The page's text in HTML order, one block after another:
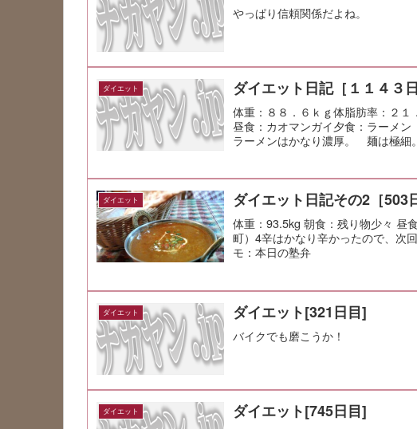
やっぱり信頼関係だよね。
ダイエット ダイエット日記［１１４３日
体重：８８．６ｋｇ体脂肪率：２
昼食：カオマンガイ夕食：ラーメ
ラーメンはかなり濃厚。 麺は極細
ダイエット ダイエット日記その2［503
体重：93.5kg 朝食：残り物少々 昼
町）4辛はかなり辛かったので、次
モ：本日の塾弁
ダイエット ダイエット[321日目]
バイクでも磨こうか！
ダイエット ダイエット[745日目]